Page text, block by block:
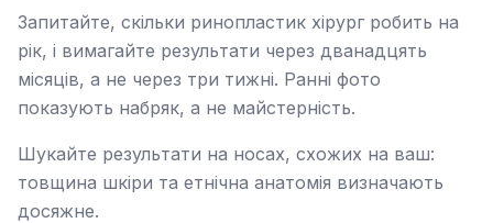
Запитайте, скільки ринопластик хірург робить на
рік, і вимагайте результати через дванадцять
місяців, а не через три тижні. Ранні фото
показують набряк, а не майстерність.
Шукайте результати на носах, схожих на ваш:
товщина шкіри та етнічна анатомія визначають
досяжне.